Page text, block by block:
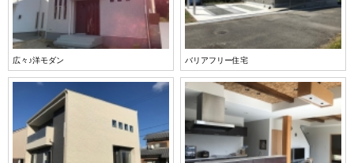
広々♪洋モダン バリアフリー住宅